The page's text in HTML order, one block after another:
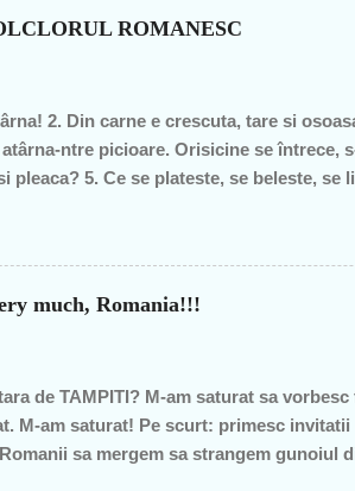
generaţie. Î...
ROMANESC
2. Din carne e crescuta, tare si
ntre picioare. Orisicine se întrece,
pleaca? 5. Ce se plateste, se beleste, se
ghinda 2. pana de gâsca 3. tâta vacii
la prostii.... sa va fie rusine....
much, Romania!!!
de TAMPITI? M-am saturat sa
M-am saturat! Pe scurt: primesc
sa mergem sa strangem gunoiul